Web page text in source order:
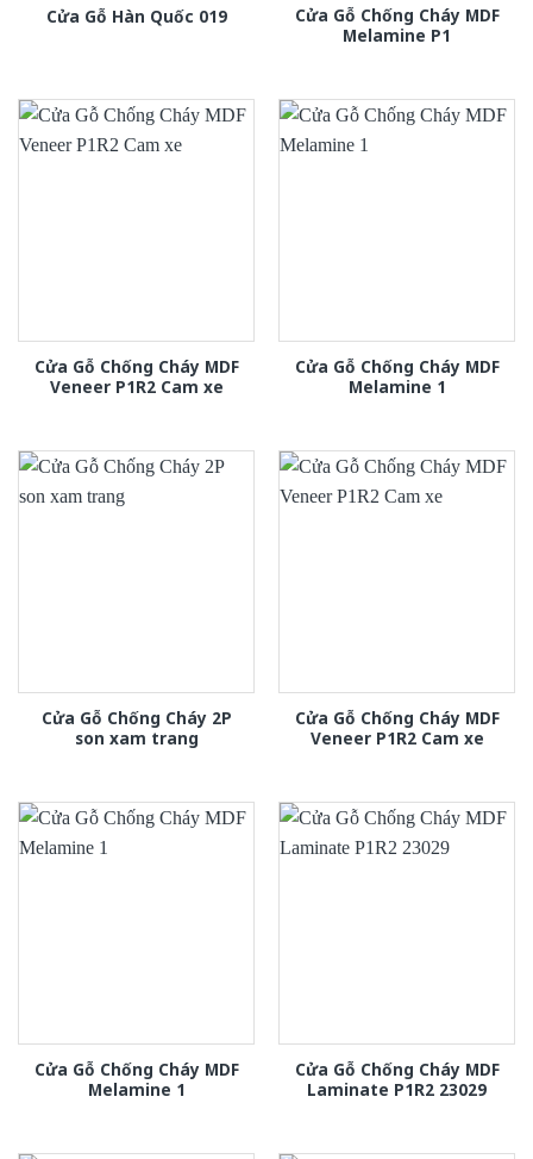
Cửa Gỗ Hàn Quốc 019
Cửa Gỗ Chống Cháy MDF
Melamine P1
Cửa Gỗ Chống Cháy MDF
Veneer P1R2 Cam xe
Cửa Gỗ Chống Cháy MDF
Melamine 1
Cửa Gỗ Chống Cháy 2P
son xam trang
Cửa Gỗ Chống Cháy MDF
Veneer P1R2 Cam xe
Cửa Gỗ Chống Cháy MDF
Melamine 1
Cửa Gỗ Chống Cháy MDF
Laminate P1R2 23029